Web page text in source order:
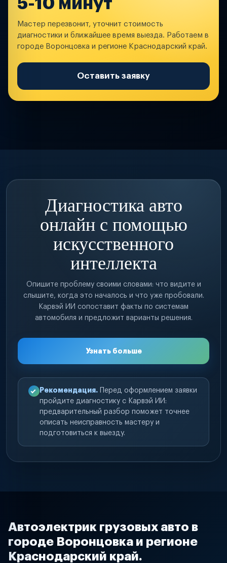
5-10 минут
Мастер перезвонит, уточнит стоимость
диагностики и ближайшее время выезда. Работаем в
городе Воронцовка и регионе Краснодарский край.
Оставить заявку
Диагностика авто
онлайн с помощью
искусственного
интеллекта
Опишите проблему своими словами: что видите и
слышите, когда это началось и что уже пробовали.
Карвэй ИИ сопоставит факты по системам
автомобиля и предложит варианты решения.
Узнать больше
Рекомендация. Перед оформлением заявки
пройдите диагностику с Карвэй ИИ:
предварительный разбор поможет точнее
описать неисправность мастеру и
подготовиться к выезду.
Автоэлектрик грузовых авто в
городе Воронцовка и регионе
Краснодарский край.